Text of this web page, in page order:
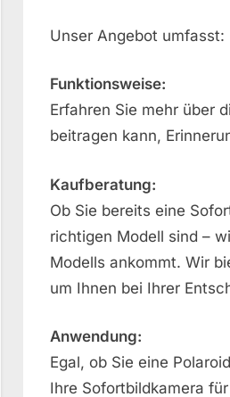
Unser Angebot umfasst:
Funktionsweise:
Erfahren Sie mehr über
beitragen kann,
Kaufberatung:
Ob Sie bereits eine
richtigen Modell sind –
Modells ankommt. Wir
um Ihnen bei Ihrer
Anwendung:
Egal, ob Sie eine
Ihre Sofortbildkamera